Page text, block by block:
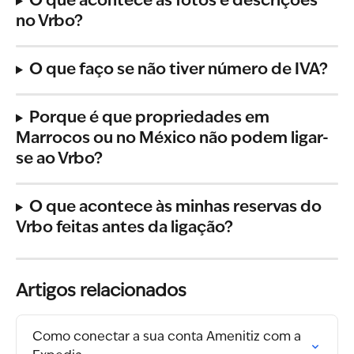
no Vrbo?
O que faço se não tiver número de IVA?
Porque é que propriedades em
Marrocos ou no México não podem ligar-
se ao Vrbo?
O que acontece às minhas reservas do
Vrbo feitas antes da ligação?
Artigos relacionados
Como conectar a sua conta Amenitiz com a